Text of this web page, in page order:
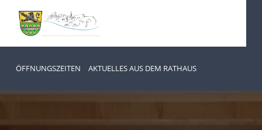
ÖFFNUNGSZEITEN AKTUELLES AUS DEM RATHAUS